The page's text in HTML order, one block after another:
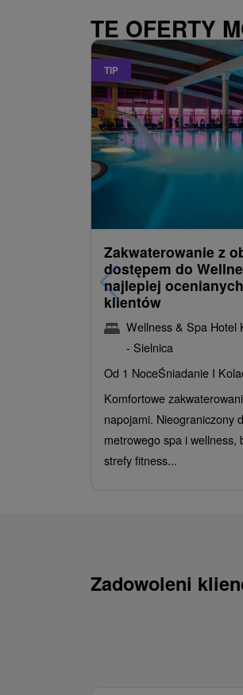
TE OFERTY
TIP
Zakwaterowanie z
dostępem do
najlepiej
klientów
Wellness & Spa Hotel
- Sielnica
Od 1 NoceŚniadanie I
Komfortowe
napojami. Nieograniczony
metrowego spa i wellness,
strefy fitness...
Zadowoleni